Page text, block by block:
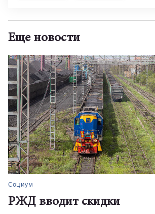
Еще новости
Социум
РЖД вводит скидки